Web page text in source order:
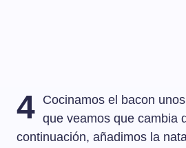
4 Cocinamos el bacon
que veamos que cambia
continuación, añadimos la